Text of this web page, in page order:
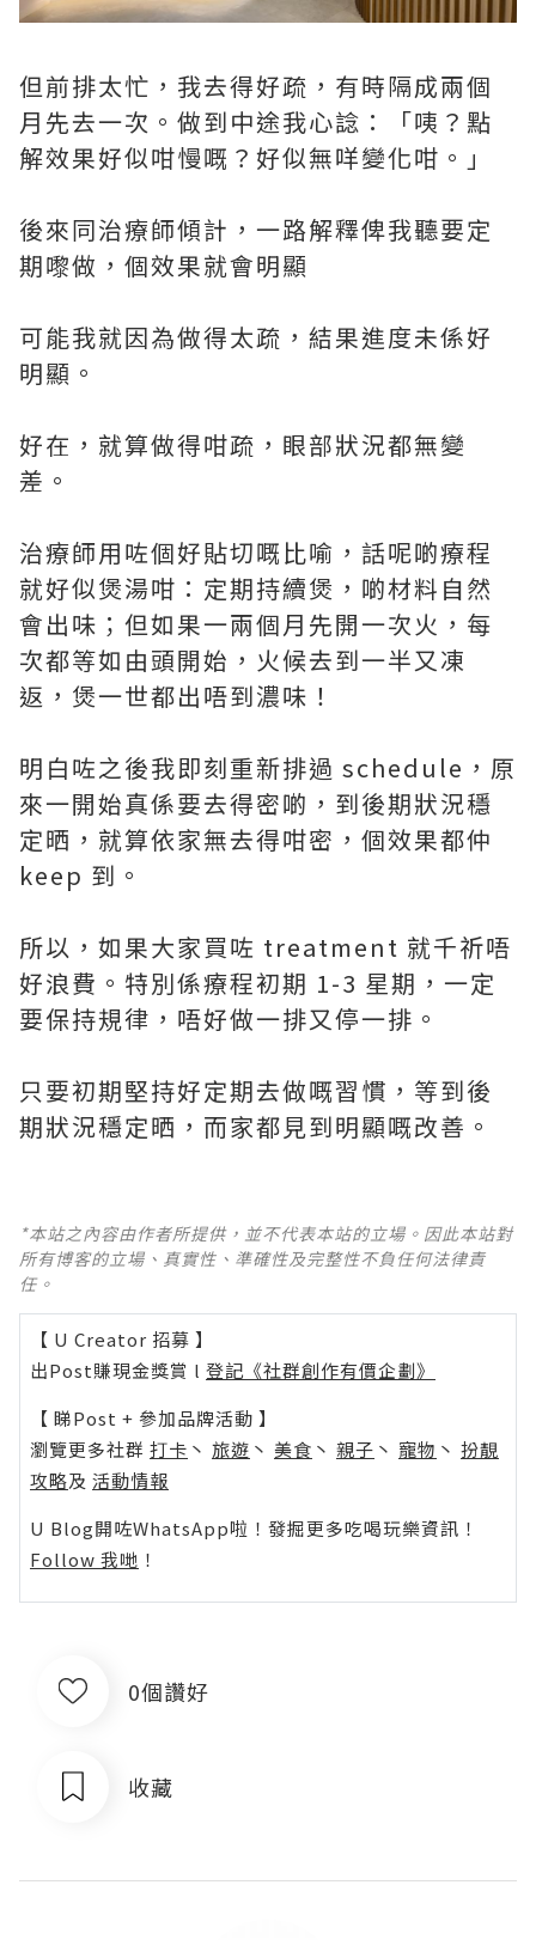
但前排太忙，我去得好疏，有時隔成兩個
月先去一次。做到中途我心諗：「咦？點
解效果好似咁慢嘅？好似無咩變化咁。」
後來同治療師傾計，一路解釋俾我聽要定
期嚟做，個效果就會明顯
可能我就因為做得太疏，結果進度未係好
明顯。
好在，就算做得咁疏，眼部狀況都無變
差。
治療師用咗個好貼切嘅比喻，話呢啲療程
就好似煲湯咁：定期持續煲，啲材料自然
會出味；但如果一兩個月先開一次火，每
次都等如由頭開始，火候去到一半又凍
返，煲一世都出唔到濃味！
明白咗之後我即刻重新排過 schedule，原
來一開始真係要去得密啲，到後期狀況穩
定晒，就算依家無去得咁密，個效果都仲
keep 到。
所以，如果大家買咗 treatment 就千祈唔
好浪費。特別係療程初期 1-3 星期，一定
要保持規律，唔好做一排又停一排。
只要初期堅持好定期去做嘅習慣，等到後
期狀況穩定晒，而家都見到明顯嘅改善。
*本站之內容由作者所提供，並不代表本站的立場。因此本站對
所有博客的立場、真實性、準確性及完整性不負任何法律責
任。
【 U Creator 招募 】
出Post賺現金獎賞 l 登記《社群創作有價企劃》
【 睇Post + 參加品牌活動 】
瀏覽更多社群 打卡 丶 旅遊 丶 美食 丶 親子 丶 寵物 丶 扮靚
攻略及 活動情報
U Blog開咗WhatsApp啦！發掘更多吃喝玩樂資訊！
Follow 我哋 ！
0個讚好
收藏